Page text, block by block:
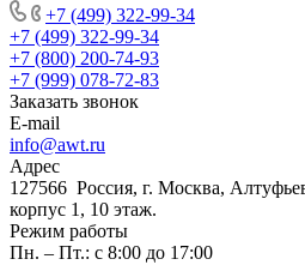
+7 (499) 322-99-34
+7 (499) 322-99-34
+7 (800) 200-74-93
+7 (999) 078-72-83
Заказать звонок
E-mail
info@awt.ru
Адрес
127566 Россия, г. Москва,
корпус 1, 10 этаж.
Режим работы
Пн. – Пт.: с 8:00 до 17:00